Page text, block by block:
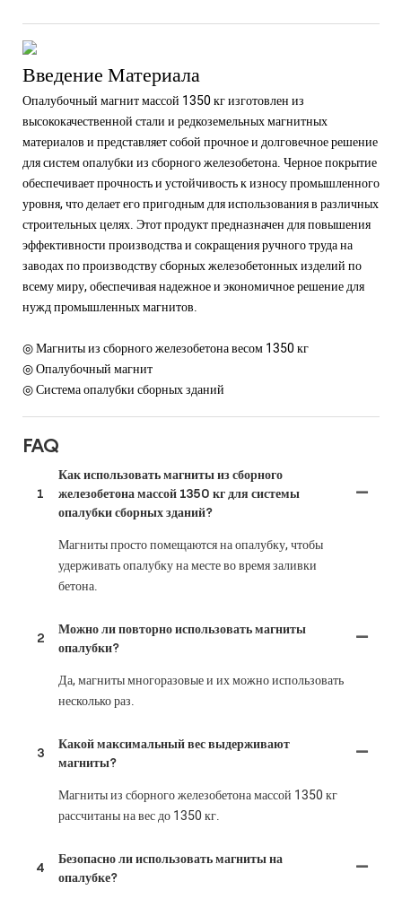
Введение Материала
Опалубочный магнит массой 1350 кг изготовлен из
высококачественной стали и редкоземельных магнитных
материалов и представляет собой прочное и долговечное решение
для систем опалубки из сборного железобетона. Черное покрытие
обеспечивает прочность и устойчивость к износу промышленного
уровня, что делает его пригодным для использования в различных
строительных целях. Этот продукт предназначен для повышения
эффективности производства и сокращения ручного труда на
заводах по производству сборных железобетонных изделий по
всему миру, обеспечивая надежное и экономичное решение для
нужд промышленных магнитов.
◎ Магниты из сборного железобетона весом 1350 кг
◎ Опалубочный магнит
◎ Система опалубки сборных зданий
FAQ
1
Как использовать магниты из сборного
железобетона массой 1350 кг для системы
опалубки сборных зданий?
Магниты просто помещаются на опалубку, чтобы
удерживать опалубку на месте во время заливки
бетона.
2
Можно ли повторно использовать магниты
опалубки?
Да, магниты многоразовые и их можно использовать
несколько раз.
3
Какой максимальный вес выдерживают
магниты?
Магниты из сборного железобетона массой 1350 кг
рассчитаны на вес до 1350 кг.
4
Безопасно ли использовать магниты на
опалубке?